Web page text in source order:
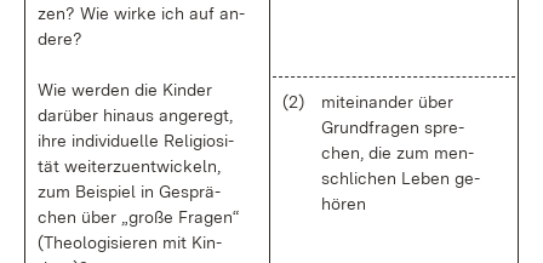
zen? Wie wir­ke ich auf an­
de­re?
Wie wer­den die Kin­der
dar­über hin­aus an­ge­regt,
ih­re in­di­vi­du­el­le Re­li­gio­si­
tät wei­ter­zu­ent­wi­ckeln,
zum Bei­spiel in Ge­sprä­
chen über „gro­ße Fra­gen“
(Theo­lo­gi­sie­ren mit Kin­
(2)
mit­ein­an­der über
Grund­fra­gen spre­
chen, die zum men­
sch­li­chen Le­ben ge­
hö­ren